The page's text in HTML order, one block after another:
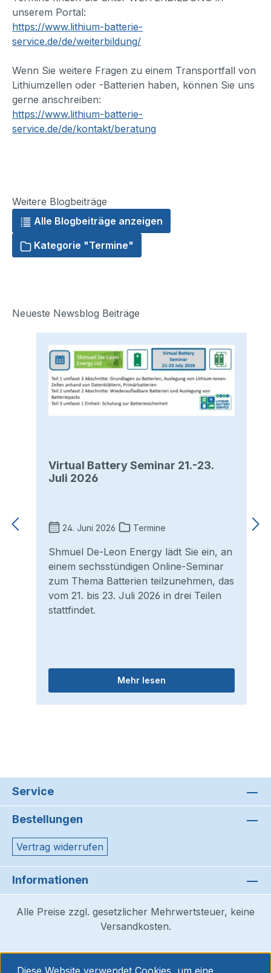
unserem Portal:
https://www.lithium-batterie-
service.de/de/weiterbildung/
Wenn Sie weitere Fragen zu einem Transportfall von
Lithiumzellen oder -Batterien haben, können Sie uns
gerne anschreiben:
https://www.lithium-batterie-
service.de/de/kontakt/beratung
Weitere Blogbeiträge
Alle Blogbeiträge anzeigen
Kategorie "Termine"
Neueste Newsblog Beiträge
Virtual Battery Seminar 21.-23.
Juli 2026
24. Juni 2026 Termine
Shmuel De-Leon Energy lädt Sie ein, an
einem sechsstündigen Online-Seminar
zum Thema Batterien teilzunehmen, das
vom 21. bis 23. Juli 2026 in drei Teilen
stattfindet.
Mehr lesen
Service
Bestellungen
Vertrag widerrufen
Informationen
Alle Preise zzgl. gesetzlicher Mehrwertsteuer, keine
Versandkosten.
Diese Website verwendet Cookies, um eine